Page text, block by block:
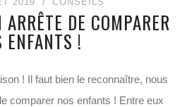
DE COMPARER
ENFANTS !
! Il faut bien le reconnaître, nous
comparer nos enfants ! Entre eux